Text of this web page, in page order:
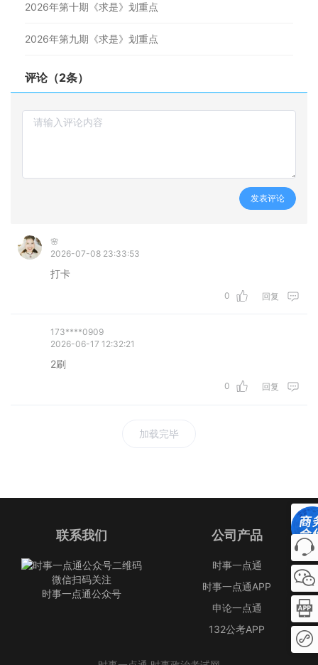
2026年第十期《求是》划重点
2026年第九期《求是》划重点
评论（2条）
发表评论
🌸
2026-07-08 23:33:53
打卡
0 回复
173****0909
2026-06-17 12:32:21
2刷
0 回复
加载完毕
联系我们
微信扫码关注
时事一点通公众号
公司产品
时事一点通
时事一点通APP
申论一点通
132公考APP